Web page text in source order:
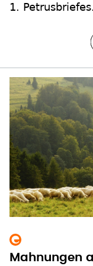
1. Petrusbriefes.
Mahnungen